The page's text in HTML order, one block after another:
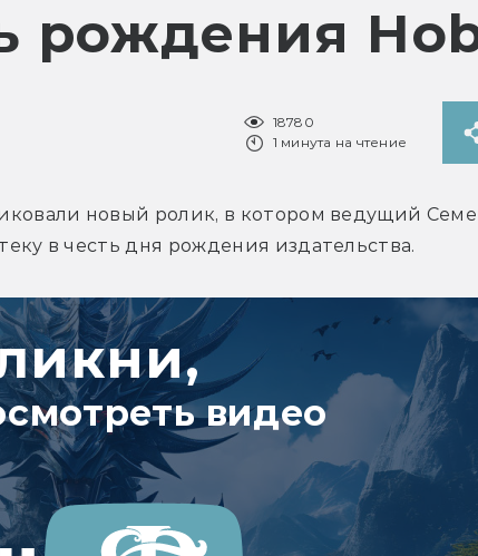
рождения
18780
1 минута на чтение
новый ролик, в котором ведущий
в честь дня рождения издательства.
видео